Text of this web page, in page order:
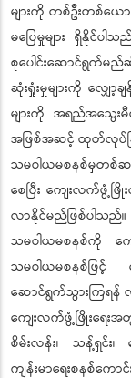
များကို တစ်ဦးတစ်ယေ
မပြေမှုများ ရှိနိုင်ပ
စုပေါင်းဆောင်ရွက်မ
ဆုံးရှုံးမှုများကို လျှော့
များကို အရည်အသွေးမီ
အဖြစ်အဆင့် ထုတ်လုပ်ခ
သမဝါယမစနစ်မှတစ်ဆ
စေပြီး ကျေးလက်ဖွံ့ဖ
လာနိုင်မည်ဖြစ်ပါသည်
သမဝါယမစနစ်ကို က
သမဝါယမစနစ်ဖြင့်
ဆောင်ရွက်သွားကြရန်
ကျေးလက်ဖွံ့ဖြိုးရေ
စိမ်းလန်း၊ သန့်ရှင်း
ကျန်းမာရေးစနစ်က